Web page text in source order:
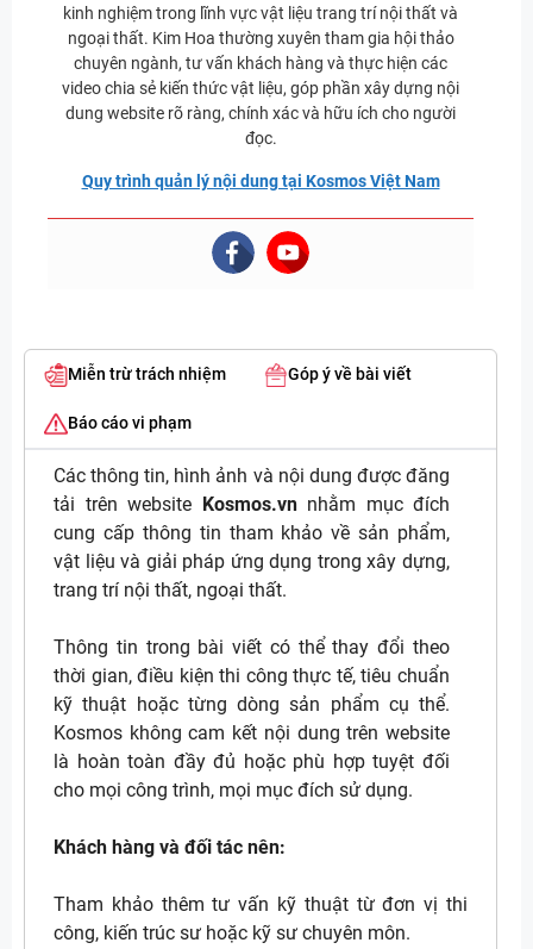
kinh nghiệm trong lĩnh vực vật liệu trang trí nội thất và
ngoại thất. Kim Hoa thường xuyên tham gia hội thảo
chuyên ngành, tư vấn khách hàng và thực hiện các
video chia sẻ kiến thức vật liệu, góp phần xây dựng nội
dung website rõ ràng, chính xác và hữu ích cho người
đọc.
Quy trình quản lý nội dung tại Kosmos Việt Nam
Miễn trừ trách nhiệm Góp ý về bài viết
Báo cáo vi phạm
Các thông tin, hình ảnh và nội dung được đăng
tải trên website
Kosmos.vnnhằm mục đích
cung cấp thông tin tham khảo về sản phẩm,
vật liệu và giải pháp ứng dụng trong xây dựng,
trang trí nội thất, ngoại thất.
Thông tin trong bài viết có thể thay đổi theo
thời gian, điều kiện thi công thực tế, tiêu chuẩn
kỹ thuật hoặc từng dòng sản phẩm cụ thể.
Kosmos không cam kết nội dung trên website
là hoàn toàn đầy đủ hoặc phù hợp tuyệt đối
cho mọi công trình, mọi mục đích sử dụng.
Khách hàng và đối tác nên:
Tham khảo thêm tư vấn kỹ thuật từ đơn vị thi
công, kiến trúc sư hoặc kỹ sư chuyên môn.